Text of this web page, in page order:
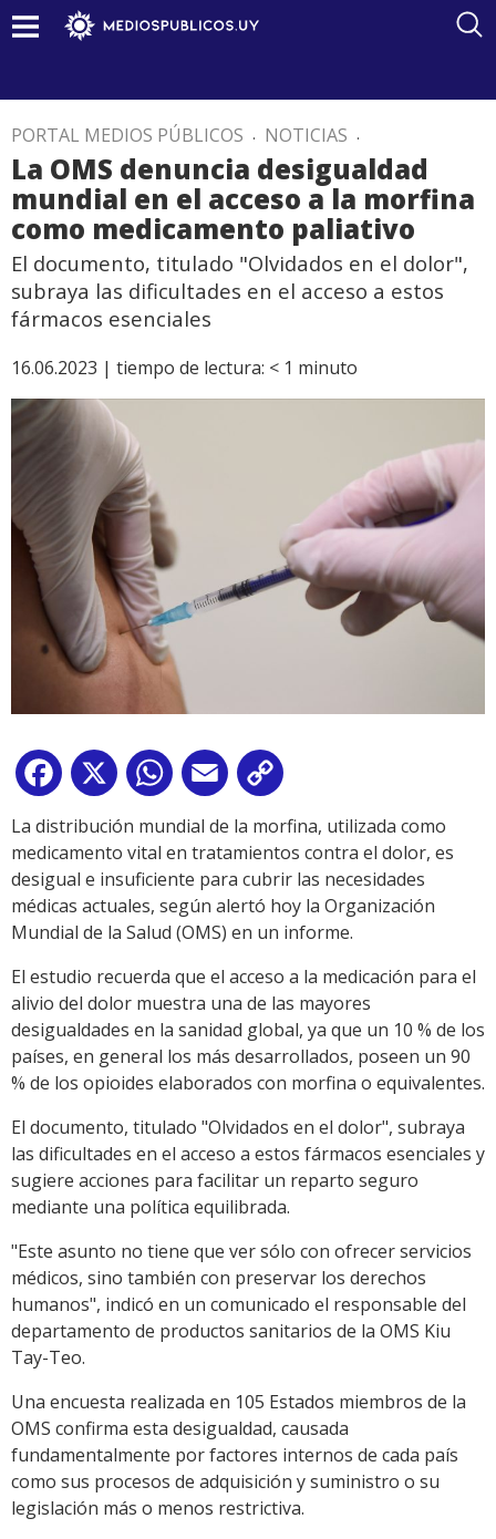
PORTAL MEDIOS PÚBLICOS . NOTICIAS .
La OMS denuncia desigualdad
mundial en el acceso a la morfina
como medicamento paliativo
El documento, titulado "Olvidados en el dolor",
subraya las dificultades en el acceso a estos
fármacos esenciales
16.06.2023 | tiempo de lectura: < 1 minuto
Facebook
X WhatsApp
Email
Link
La distribución mundial de la morfina, utilizada como
medicamento vital en tratamientos contra el dolor, es
desigual e insuficiente para cubrir las necesidades
médicas actuales, según alertó hoy la Organización
Mundial de la Salud (OMS) en un informe.
El estudio recuerda que el acceso a la medicación para el
alivio del dolor muestra una de las mayores
desigualdades en la sanidad global, ya que un 10 % de los
países, en general los más desarrollados, poseen un 90
% de los opioides elaborados con morfina o equivalentes.
El documento, titulado "Olvidados en el dolor", subraya
las dificultades en el acceso a estos fármacos esenciales y
sugiere acciones para facilitar un reparto seguro
mediante una política equilibrada.
"Este asunto no tiene que ver sólo con ofrecer servicios
médicos, sino también con preservar los derechos
humanos", indicó en un comunicado el responsable del
departamento de productos sanitarios de la OMS Kiu
Tay-Teo.
Una encuesta realizada en 105 Estados miembros de la
OMS confirma esta desigualdad, causada
fundamentalmente por factores internos de cada país
como sus procesos de adquisición y suministro o su
legislación más o menos restrictiva.